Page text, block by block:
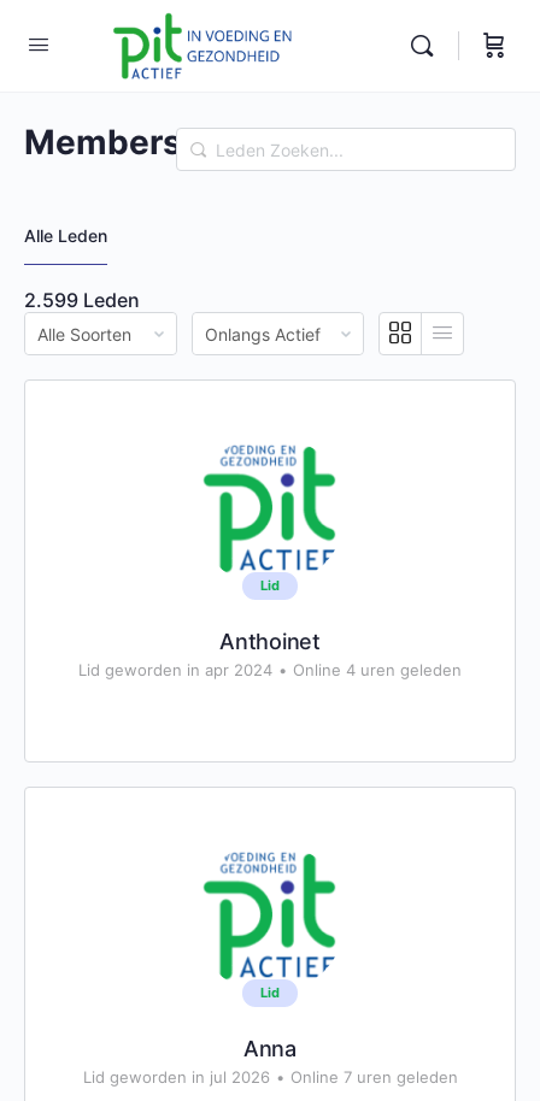
Members Leden
Zoeken...
Alle Leden
2.599 Leden
Order
Door:
Order
Door:
Lid
Anthoinet
Lid geworden in apr 2024 • Online 4 uren geleden
Lid
Anna
Lid geworden in jul 2026 • Online 7 uren geleden